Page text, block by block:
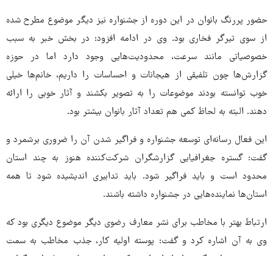
حضور پررنگ بانوان در این دوره از جشنواره نیز دیگر موضوع مطرح شده
از سوی تیرگر فخاری بود. وی در ادامه افزود: در بخش خبر به سبب
خصوصیاتی مانند سرعت، محدودیت‌هایی وجود دارد اما در حوزه
گزارش‌ها چون تلفیقی از هیجانات و احساسات را داریم، خانم‌ها خیلی
خوب توانسته بودند موضوعات را به تصویر بکشند و آثار خوبی را ارائه
دهند. البته به لحاظ کمی هم تعداد آثار بانوان بیشتر بود.
این فعال رسانه‌ای توسعه جشنواره و فراگیر شدن آن را ضروری برشمرد و
گفت: گستره جغرافیایی گزارشگران شرکت‌کننده هنوز به چند استان
محدود است و باید فراگیر شود. باید تدابیری اندیشیده شود تا همه
استان‌ها نماینده‌هایی در جشنواره داشته باشند.
ارتباط بهتر با مخاطب برای نشر معارف رضوی دیگر موضوع دیگری بود که
وی به آن اشاره کرد و گفت: پوسته اولیه کار، جذب مخاطب به سمت